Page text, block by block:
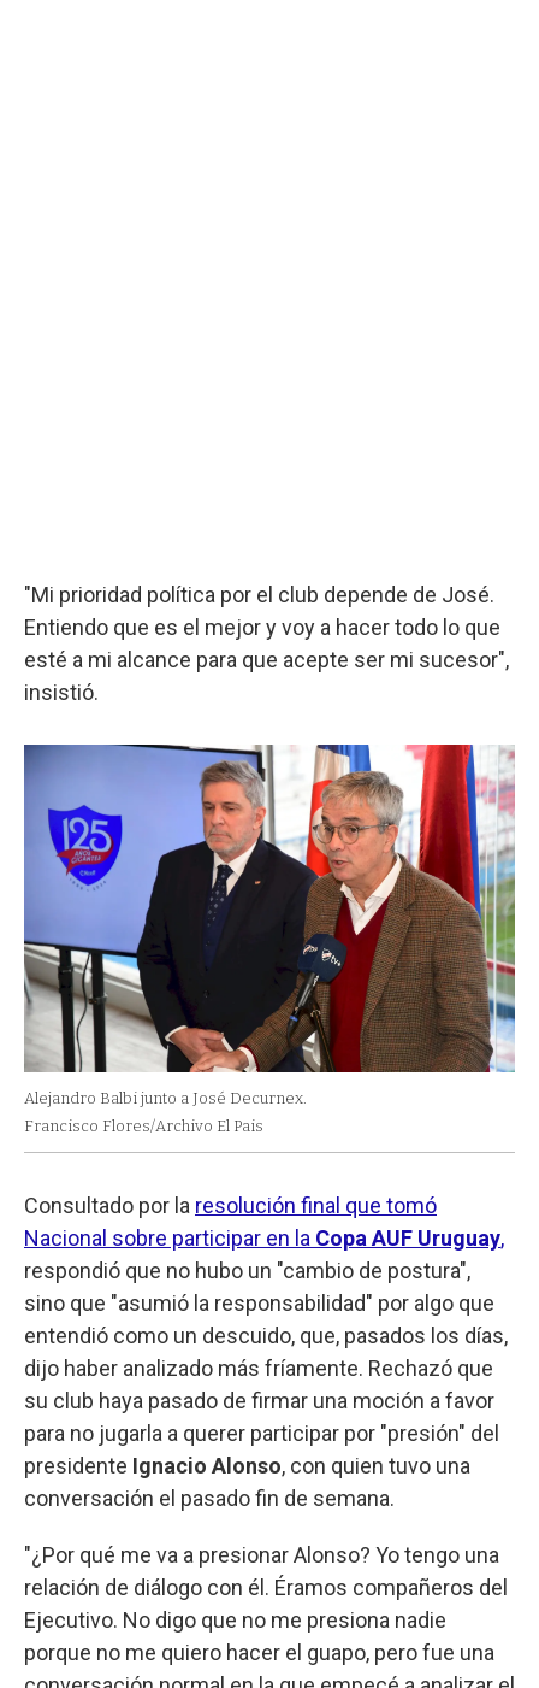
"Mi prioridad política por el club depende de José.
Entiendo que es el mejor y voy a hacer todo lo que
esté a mi alcance para que acepte ser mi sucesor",
insistió.
Alejandro Balbi junto a José Decurnex.
Francisco Flores/Archivo El Pais
Consultado por la resolución final que tomó
Nacional sobre participar en la Copa AUF Uruguay,
respondió que no hubo un "cambio de postura",
sino que "asumió la responsabilidad" por algo que
entendió como un descuido, que, pasados los días,
dijo haber analizado más fríamente. Rechazó que
su club haya pasado de firmar una moción a favor
para no jugarla a querer participar por "presión" del
presidente Ignacio Alonso, con quien tuvo una
conversación el pasado fin de semana.
"¿Por qué me va a presionar Alonso? Yo tengo una
relación de diálogo con él. Éramos compañeros del
Ejecutivo. No digo que no me presiona nadie
porque no me quiero hacer el guapo, pero fue una